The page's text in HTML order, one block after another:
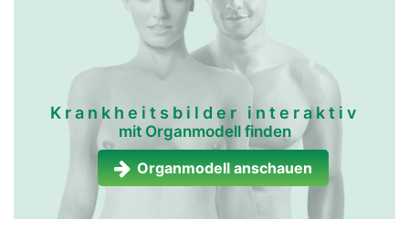
Krankheitsbilder interaktiv
mit Organmodell finden
Organmodell anschauen